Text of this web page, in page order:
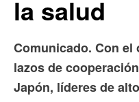
la salud
Comunicado. Con
lazos de
Japón, líderes de